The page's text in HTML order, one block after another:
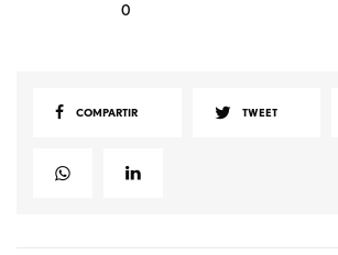
0
COMPARTIR TWEET